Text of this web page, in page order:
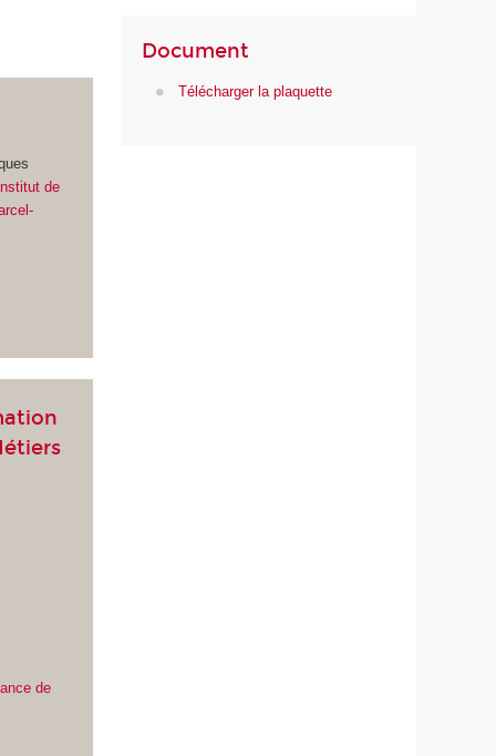
de
de
Document
Télécharger la plaquette